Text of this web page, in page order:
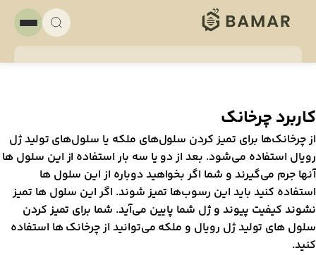
چرخانک
چرخانک‌ها برای تمیز کردن سلول‌های ملکه یا سلول‌های تولید ژل
استفاده می‌شود. بعد از دو یا سه بار استفاده از این سلول ها
جرم می‌گیرند و شما اگر بخواهید دوباره از این سلول ها
کنید باید این رسوب‌ها تمیز شوند. اگر این سلول ها تمیز
کیفیت پیوند و ژل شما پایین می‌آید. شما برای تمیز کردن
های تولید ژل رویال و ملکه می‌توانید از چرخانک ها استفاده